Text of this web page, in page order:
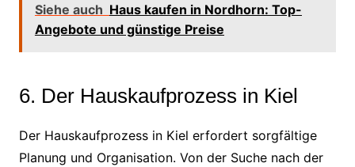
Siehe auch Haus kaufen in Nordhorn: Top-
Angebote und günstige Preise
6. Der Hauskaufprozess in Kiel
Der Hauskaufprozess in Kiel erfordert sorgfältige
Planung und Organisation. Von der Suche nach der